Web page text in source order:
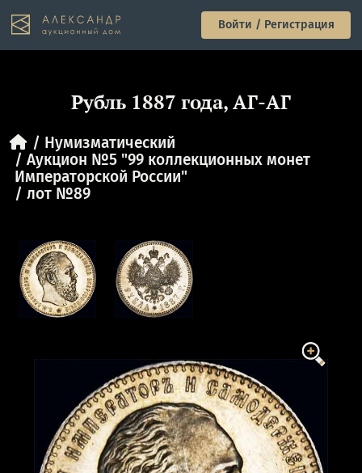
Войти / Регистрация
Рубль 1887 года, АГ-АГ
Нумизматический
Аукцион №5 "99 коллекционных монет
Императорской России"
лот №89